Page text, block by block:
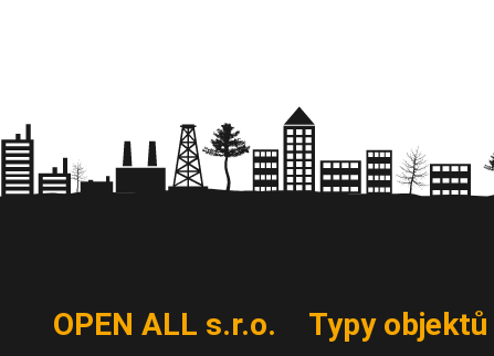
OPEN ALL s.r.o. Typy objektů